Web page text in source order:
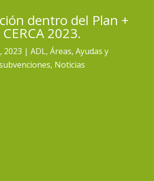
dentro del Plan +
CERCA 2023.
2023 ADL,Áreas,Ayudas y
, Noticias